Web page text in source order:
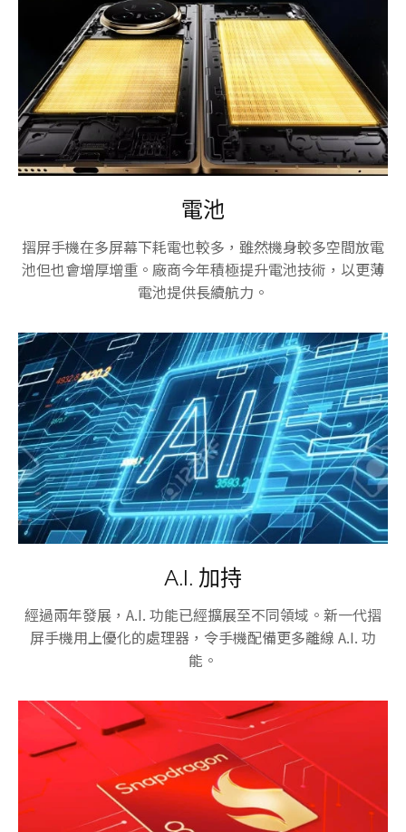
電池
摺屏手機在多屏幕下耗電也較多，雖然機身較多空間放電
池但也會增厚增重。廠商今年積極提升電池技術，以更薄
電池提供長續航力。
A.I. 加持
經過兩年發展，A.I. 功能已經擴展至不同領域。新一代摺
屏手機用上優化的處理器，令手機配備更多離線 A.I. 功
能。